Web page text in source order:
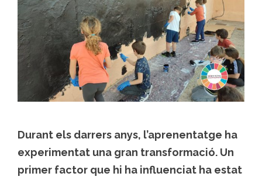
Durant els darrers anys, l’aprenentatge ha
experimentat una gran transformació. Un
primer factor que hi ha influenciat ha estat